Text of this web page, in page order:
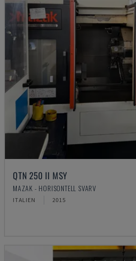
QTN 250 II MSY
MAZAK - HORISONTELL SVARV
ITALIEN 2015